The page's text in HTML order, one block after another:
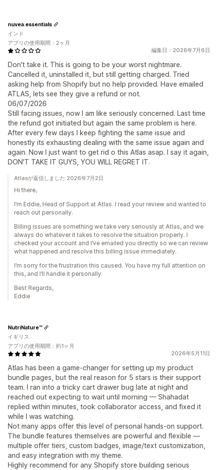
編集日：2026年7月6日
Don't take it. This is going to be your worst nightmare.
Cancelled it, uninstalled it, but still getting charged. Tried
asking help from Shopify but no help provided. Have emailed
ATLAS, lets see they give a refund or not.
06/07/2026
Still facing issues, now I am like seriously concerned. Last time
the refund got initiated but again the same problem is here.
After every few days I keep fighting the same issue and
honestly its exhausting dealing with the same issue again and
again. Now I just want to get rid o this Atlas asap. I say it again,
DON'T TAKE IT GUYS, YOU WILL REGRET IT.
nuvea.essentials
インド
アプリの使用期間：2ヶ月
Atlasが返信しました 2026年7月2日
Hi there,
I’m Eddie, Head of Support at Atlas. I read your review and wanted to
reach out personally.
Billing issues are something we take very seriously at Atlas, and we
always do whatever it takes to resolve the situation properly. I
checked your account and I’ve emailed you directly so we can review
what happened and resolve this billing issue immediately.
I’m sorry for the frustration this caused. You have my full attention on
this, and I’ll handle it personally.
Best Regards,
Eddie
2026年5月11日
Atlas has been a game-changer for setting up my product
bundle pages, but the real reason for 5 stars is their support
team. I ran into a tricky cart drawer bug late at night and
reached out expecting to wait until morning — Shahadat
replied within minutes, took collaborator access, and fixed it
while I was watching.
Not many apps offer this level of personal hands-on support.
The bundle features themselves are powerful and flexible —
multiple offer tiers, custom badges, image/text customization,
and easy integration with my theme.
Highly recommend for any Shopify store building serious
NutriNature™
イギリス
アプリの使用期間：約1ヶ月